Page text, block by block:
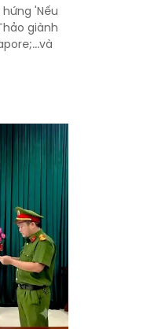
'Nếu
giành